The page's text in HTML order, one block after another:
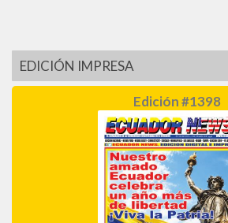
EDICIÓN IMPRESA
Edición #1398